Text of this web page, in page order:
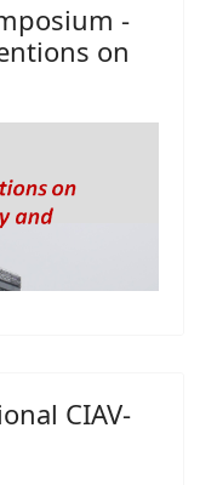
-
on
CIAV-